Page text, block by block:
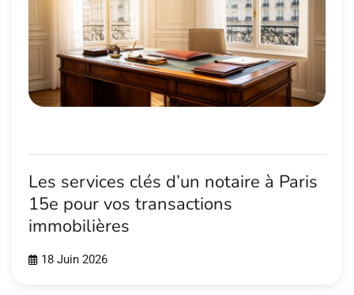
Les services clés d’un notaire à Paris
15e pour vos transactions
immobilières
18 Juin 2026